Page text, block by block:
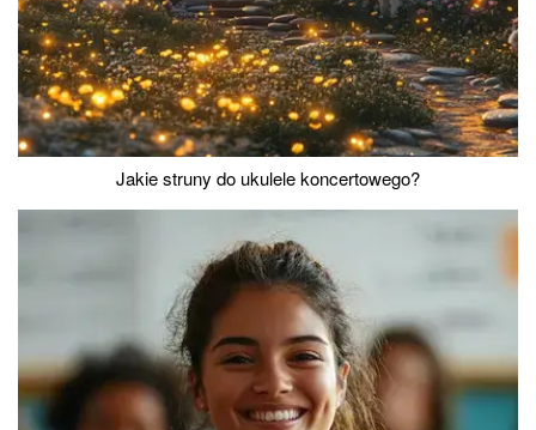
Jakie struny do ukulele koncertowego?